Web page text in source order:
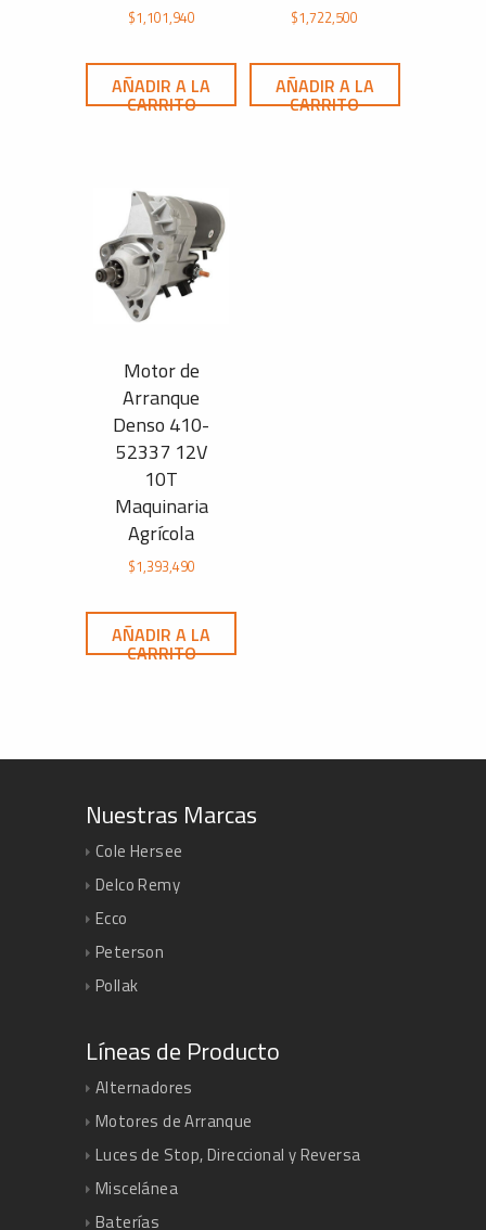
$1,101,940
AÑADIR A LA
CARRITO
$1,722,500
AÑADIR A LA
CARRITO
Motor de
Arranque
Denso 410-
52337 12V
10T
Maquinaria
Agrícola
$1,393,490
AÑADIR A LA
CARRITO
Nuestras Marcas
Cole Hersee
Delco Remy
Ecco
Peterson
Pollak
Líneas de Producto
Alternadores
Motores de Arranque
Luces de Stop, Direccional y Reversa
Miscelánea
Baterías